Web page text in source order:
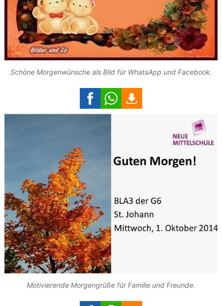
Schöne Morgenwünsche als Bild für WhatsApp und Facebook.
Motivierende Morgengrüße für Familie und Freunde.